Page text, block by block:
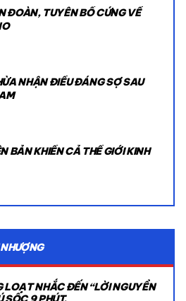
ĐOÀN, TUYÊN BỐ CỨNG VỀ
NHẬN ĐIỀU ĐÁNG SỢ SAU
BẢN KHIẾN CẢ THẾ GIỚI KINH
NHẮC ĐẾN “LỜI NGUYỀN